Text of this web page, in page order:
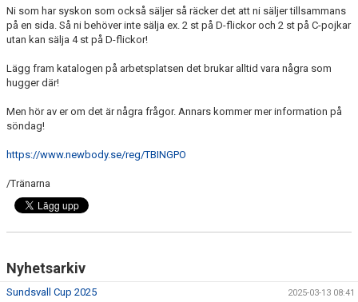
DOKUMENT
MATCHER
Ni som har syskon som också säljer så räcker det att ni säljer tillsammans
på en sida. Så ni behöver inte sälja ex. 2 st på D-flickor och 2 st på C-pojkar
utan kan sälja 4 st på D-flickor!
Lägg fram katalogen på arbetsplatsen det brukar alltid vara några som
hugger där!
Men hör av er om det är några frågor. Annars kommer mer information på
söndag!
https://www.newbody.se/reg/TBINGPO
/Tränarna
Nyhetsarkiv
Sundsvall Cup 2025 2025-03-13 08:41